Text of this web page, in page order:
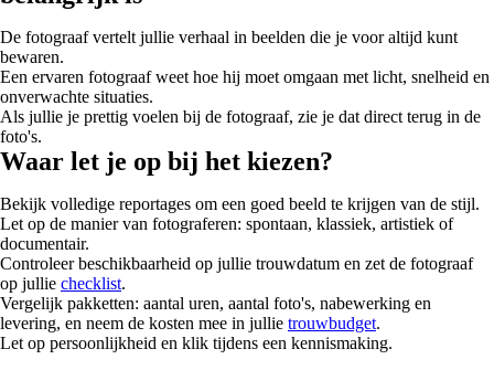
De fotograaf vertelt jullie verhaal in beelden die je voor altijd kunt
bewaren.
Een ervaren fotograaf weet hoe hij moet omgaan met licht, snelheid en
onverwachte situaties.
Als jullie je prettig voelen bij de fotograaf, zie je dat direct terug in de
foto's.
Waar let je op bij het kiezen?
Bekijk volledige reportages om een goed beeld te krijgen van de stijl.
Let op de manier van fotograferen: spontaan, klassiek, artistiek of
documentair.
Controleer beschikbaarheid op jullie trouwdatum en zet de fotograaf
op jullie checklist.
Vergelijk pakketten: aantal uren, aantal foto's, nabewerking en
levering, en neem de kosten mee in jullie trouwbudget.
Let op persoonlijkheid en klik tijdens een kennismaking.